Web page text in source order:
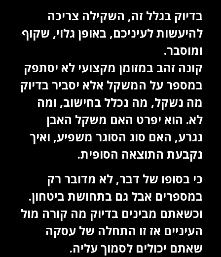
בדיוק בגלל זה, השקילה צריכה
להיעשות לעיניכם, באופן גלוי, שקוף
ומוסבר.
קונה זהב במזומן מקצועי לא יסתפק
במספר על המשקל אלא יסביר בדיוק
מה נשקל, מה נכלל בחישוב, ומה
לא. הוא יפרט האם משקל האבן
נגרע, האם סוג הסוגר משפיע, ואיך
נקבעת התוצאה הסופית.
כי בסופו של דבר, לא מדובר רק
במספרים אבל גם בתחושת ביטחון.
וכשאתם מבינים בדיוק מה קורה מול
העיניים אז זו התחלה של עסקה
שאתם יכולים לסמוך עליה.